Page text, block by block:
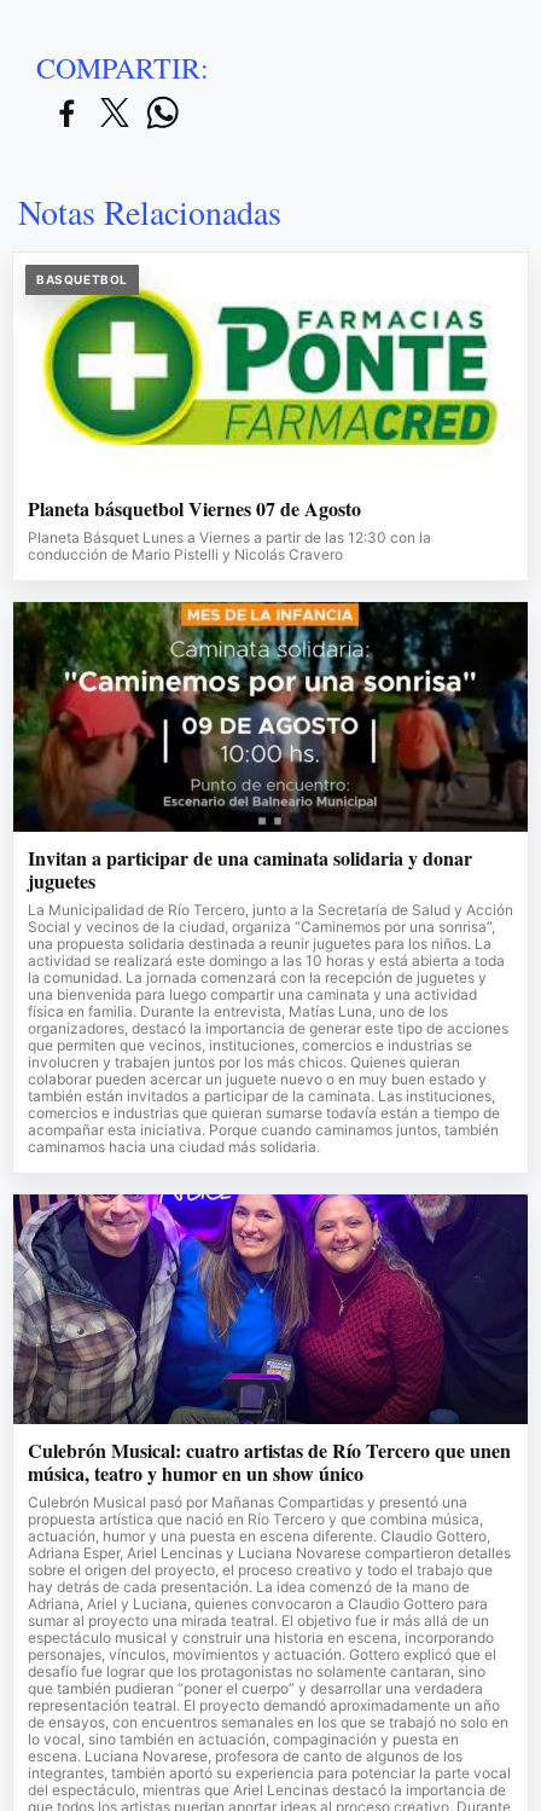
COMPARTIR:
Notas Relacionadas
BASQUETBOL
Planeta básquetbol Viernes 07 de Agosto
Planeta Básquet Lunes a Viernes a partir de las 12:30 con la
conducción de Mario Pistelli y Nicolás Cravero
Invitan a participar de una caminata solidaria y donar
juguetes
La Municipalidad de Río Tercero, junto a la Secretaría de Salud y Acción
Social y vecinos de la ciudad, organiza “Caminemos por una sonrisa”,
una propuesta solidaria destinada a reunir juguetes para los niños. La
actividad se realizará este domingo a las 10 horas y está abierta a toda
la comunidad. La jornada comenzará con la recepción de juguetes y
una bienvenida para luego compartir una caminata y una actividad
física en familia. Durante la entrevista, Matías Luna, uno de los
organizadores, destacó la importancia de generar este tipo de acciones
que permiten que vecinos, instituciones, comercios e industrias se
involucren y trabajen juntos por los más chicos. Quienes quieran
colaborar pueden acercar un juguete nuevo o en muy buen estado y
también están invitados a participar de la caminata. Las instituciones,
comercios e industrias que quieran sumarse todavía están a tiempo de
acompañar esta iniciativa. Porque cuando caminamos juntos, también
caminamos hacia una ciudad más solidaria.
Culebrón Musical: cuatro artistas de Río Tercero que unen
música, teatro y humor en un show único
Culebrón Musical pasó por Mañanas Compartidas y presentó una
propuesta artística que nació en Río Tercero y que combina música,
actuación, humor y una puesta en escena diferente. Claudio Gottero,
Adriana Esper, Ariel Lencinas y Luciana Novarese compartieron detalles
sobre el origen del proyecto, el proceso creativo y todo el trabajo que
hay detrás de cada presentación. La idea comenzó de la mano de
Adriana, Ariel y Luciana, quienes convocaron a Claudio Gottero para
sumar al proyecto una mirada teatral. El objetivo fue ir más allá de un
espectáculo musical y construir una historia en escena, incorporando
personajes, vínculos, movimientos y actuación. Gottero explicó que el
desafío fue lograr que los protagonistas no solamente cantaran, sino
que también pudieran “poner el cuerpo” y desarrollar una verdadera
representación teatral. El proyecto demandó aproximadamente un año
de ensayos, con encuentros semanales en los que se trabajó no solo en
lo vocal, sino también en actuación, compaginación y puesta en
escena. Luciana Novarese, profesora de canto de algunos de los
integrantes, también aportó su experiencia para potenciar la parte vocal
del espectáculo, mientras que Ariel Lencinas destacó la importancia de
que todos los artistas puedan aportar ideas al proceso creativo. Durante